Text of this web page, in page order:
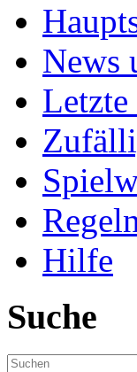
News
Hilfe
Suche